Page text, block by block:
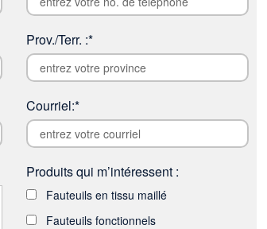
Prov./Terr. :*
Courriel:*
Produits qui m’intéressent :
Fauteuils en tissu maillé
Fauteuils fonctionnels